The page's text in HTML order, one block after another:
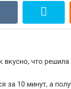
что
за 10 минут, а